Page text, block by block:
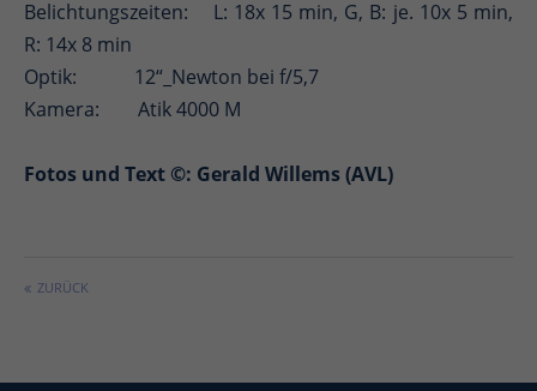
Belichtungszeiten: L: 18x 15 min, G, B: je. 10x 5 min,
R: 14x 8 min
Optik: 12“_Newton bei f/5,7
Kamera: Atik 4000 M
Fotos und Text ©: Gerald Willems (AVL)
ZURÜCK